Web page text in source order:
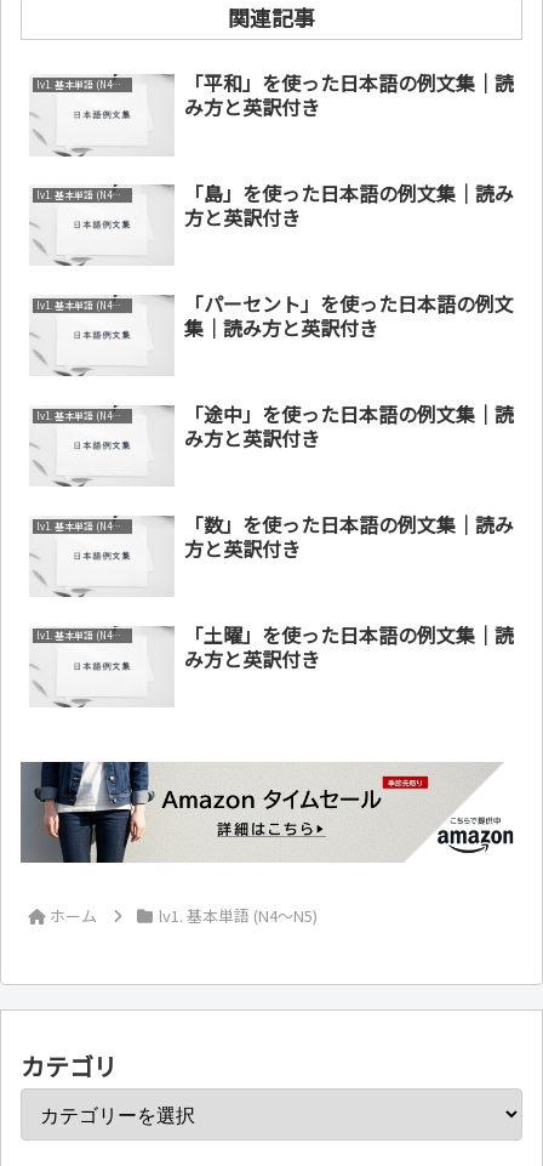
関連記事
lv1. 基本単語 (N4～N5)
「平和」を使った日本語の例文集｜読
み方と英訳付き
lv1. 基本単語 (N4～N5)
「島」を使った日本語の例文集｜読み
方と英訳付き
lv1. 基本単語 (N4～N5)
「パーセント」を使った日本語の例文
集｜読み方と英訳付き
lv1. 基本単語 (N4～N5)
「途中」を使った日本語の例文集｜読
み方と英訳付き
lv1. 基本単語 (N4～N5)
「数」を使った日本語の例文集｜読み
方と英訳付き
lv1. 基本単語 (N4～N5)
「土曜」を使った日本語の例文集｜読
み方と英訳付き
ホーム lv1. 基本単語 (N4～N5)
カテゴリ